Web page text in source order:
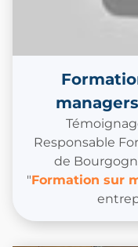
Responsable
de
"Formation sur